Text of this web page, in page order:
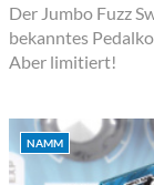
Der Jumbo Fuzz
bekanntes
Aber limitiert!
NAMM